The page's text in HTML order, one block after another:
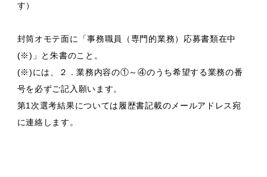
す）
封筒オモテ面に「事務職員（専門的業務）応募書類在中
(※)」と朱書のこと。
(※)には、２．業務内容の①～④のうち希望する業務の番
号を必ずご記入願います。
第1次選考結果については履歴書記載のメールアドレス宛
に連絡します。